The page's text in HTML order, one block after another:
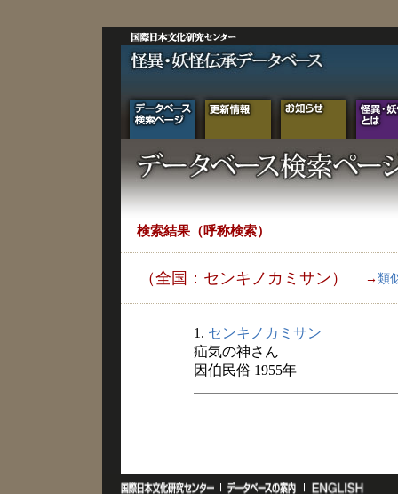
検索結果（呼称検索）
（全国：センキノカミサン） → 類
1. センキノカミサン
疝気の神さん
因伯民俗 1955年